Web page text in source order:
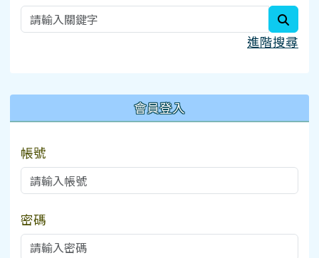
進階搜尋
會員登入
帳號
密碼